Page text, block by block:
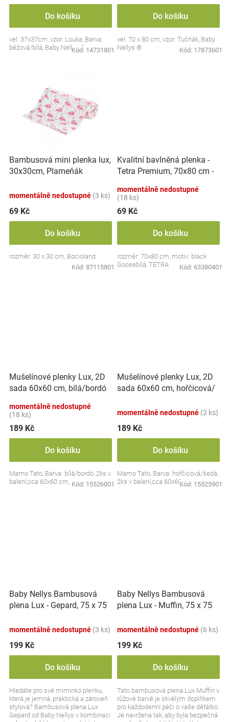
Značky
Hračkářství
Přihlášení
Do košíku
vel: 37x37cm, vzor: Louka, Barva:
béžová/bílá, Baby Nellys ®
Kód: 14731801
Do košíku
vel: 70 x 80 cm, vzor: Tučňák, Baby
Nellys ®
Kód: 17873601
Bambusová mini plenka lux,
30x30cm, Plameňák
momentálně nedostupné (3 ks)
69 Kč
Do košíku
rozměr: 30 x 30 cm, Bocioland
Kód: 87115801
Kvalitní bavlněná plenka -
Tetra Premium, 70x80 cm -
Husičky
momentálně nedostupné
(18 ks)
69 Kč
Do košíku
rozměr: 70x80 cm, motiv: black
Goosebílá, TETRA
Kód: 63380401
Mušelínové plenky Lux, 2D
sada 60x60 cm, bílá/bordó
momentálně nedostupné
(18 ks)
189 Kč
Do košíku
Mamo Tato, Barva: bílá/bordó, 2ks v
balení,cca 60x60 cm, Kód: 15526001
Mušelínové plenky Lux, 2D
sada 60x60 cm, hořčicová/
momentálně nedostupné (2 ks)
189 Kč
Do košíku
Mamo Tato, Barva: hořčicová/šedá,
2ks v balení,cca 60x60 cm,
Kód: 15525901
Baby Nellys Bambusová
plena Lux - Gepard, 75 x 75
momentálně nedostupné (3 ks)
199 Kč
Do košíku
Hledáte pro své miminko plenku,
která je jemná, praktická a zároveň
stylová? Bambusová plena Lux
Gepard od Baby Nellys v kombinaci
Baby Nellys Bambusová
plena Lux - Muffin, 75 x 75
momentálně nedostupné (6 ks)
199 Kč
Do košíku
Tato bambusová plena Lux Muffin v
růžové barvě je skvělým doplňkem
pro každodenní péči o vaše děťátko.
Je navržena tak, aby byla bezpečná